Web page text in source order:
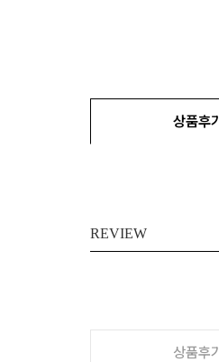
상품후기
REVIEW
상품후기